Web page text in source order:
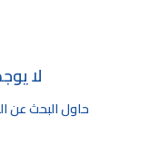
لا
حاول البحث عن